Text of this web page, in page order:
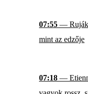
07:55 — Ruják
mint az edzője
07:18 —